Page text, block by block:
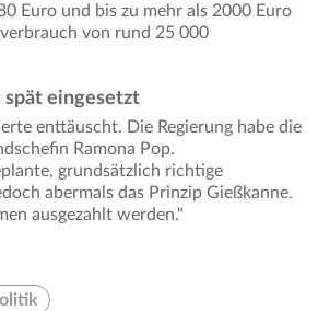
Euro und bis zu mehr als 2000 Euro
von rund 25 000
spät eingesetzt
enttäuscht. Die Regierung habe die
Ramona Pop.
grundsätzlich richtige
abermals das Prinzip Gießkanne.
ausgezahlt werden."